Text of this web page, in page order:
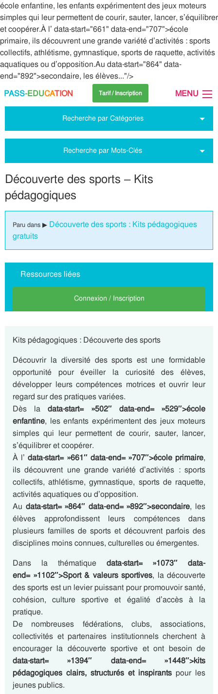
école enfantine, les enfants expérimentent des jeux moteurs
simples qui leur permettent de courir, sauter, lancer, s’équilibrer
et coopérer.À l’ data-start="661" data-end="707">école
primaire, ils découvrent une grande variété d’activités : sports
collectifs, athlétisme, gymnastique, sports de raquette, activités
aquatiques ou d’opposition.Au data-start="864" data-
end="892">secondaire, les élèves..."/>
PASS-EDUCATION Tarif / Inscription MENU
Recherche par Catégories
Recherche par Mots-Clés
Découverte des sports – Kits
pédagogiques
Paru dans ▶ Découverte des sports : Kits pédagogiques
gratuits
Ressources liées
Connexion / Inscription
Kits pédagogiques : Découverte des sports
Découvrir la diversité des sports est une formidable
opportunité pour éveiller la curiosité des élèves,
développer leurs compétences motrices et ouvrir leur
regard sur des pratiques variées.
Dès ladata-start= »502″ data-end= »529″>école
enfantine, les enfants expérimentent des jeux moteurs
simples qui leur permettent de courir, sauter, lancer,
s’équilibrer et coopérer.
À l’ data-start= »661″ data-end= »707″>école primaire,
ils découvrent une grande variété d’activités : sports
collectifs, athlétisme, gymnastique, sports de raquette,
activités aquatiques ou d’opposition.
Au data-start= »864″ data-end= »892″>secondaire, les
élèves approfondissent leurs compétences dans
plusieurs familles de sports et découvrent parfois des
disciplines moins connues, culturelles ou émergentes.
Dans la thématique data-start= »1073″ data-
end= »1102″>Sport & valeurs sportives, la découverte
des sports est un levier puissant pour promouvoir santé,
cohésion, culture sportive et égalité d’accès à la
pratique.
De nombreuses fédérations, clubs, associations,
collectivités et partenaires institutionnels cherchent à
encourager la découverte sportive et ont besoin de
data-start= »1394″ data-end= »1448″>kits
pédagogiques clairs, structurés et inspirants pour les
jeunes publics.